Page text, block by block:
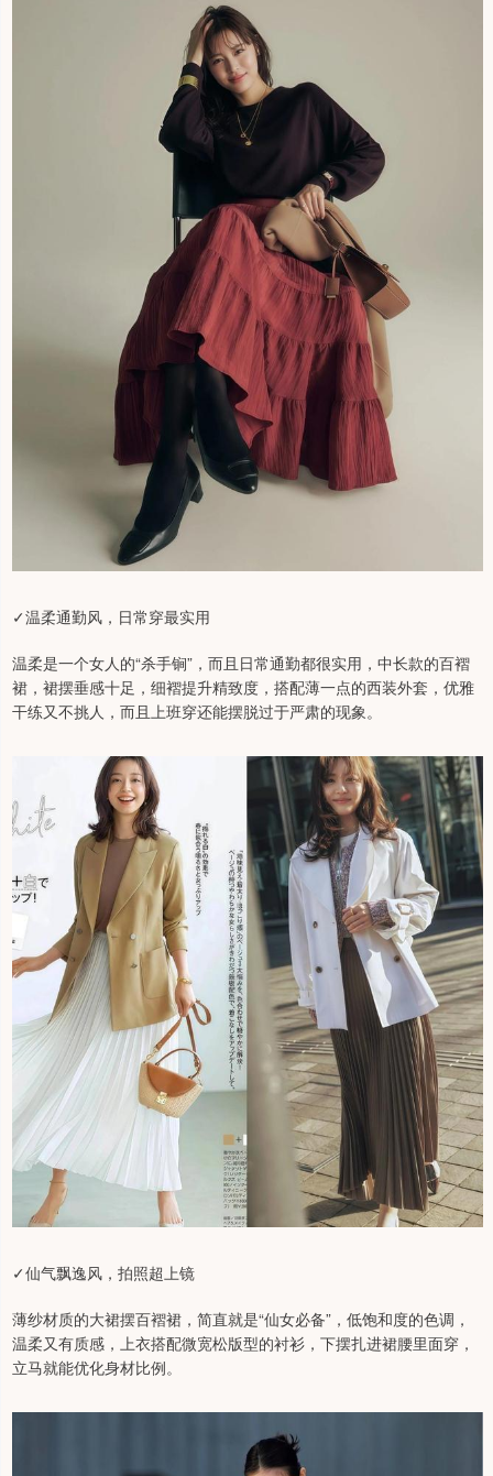
✓温柔通勤风，日常穿最实用
温柔是一个女人的“杀手锏”，而且日常通勤都很实用，中长款的百褶
裙，裙摆垂感十足，细褶提升精致度，搭配薄一点的西装外套，优雅
干练又不挑人，而且上班穿还能摆脱过于严肃的现象。
✓仙气飘逸风，拍照超上镜
薄纱材质的大裙摆百褶裙，简直就是“仙女必备”，低饱和度的色调，
温柔又有质感，上衣搭配微宽松版型的衬衫，下摆扎进裙腰里面穿，
立马就能优化身材比例。